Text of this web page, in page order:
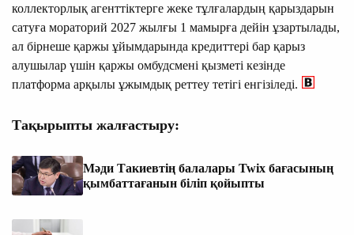
коллекторлық агенттіктерге жеке тұлғалардың қарыздарын
сатуға мораторий 2027 жылғы 1 мамырға дейін ұзартылады,
ал бірнеше қаржы ұйымдарында кредиттері бар қарыз
алушылар үшін қаржы омбудсмені қызметі кезінде
платформа арқылы ұжымдық реттеу тетігі енгізіледі.
Тақырыпты жалғастыру:
Мәди Такиевтің балалары Twix бағасының
қымбаттағанын біліп қойыпты